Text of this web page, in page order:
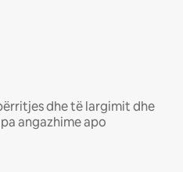
dhe të largimit dhe
angazhime apo